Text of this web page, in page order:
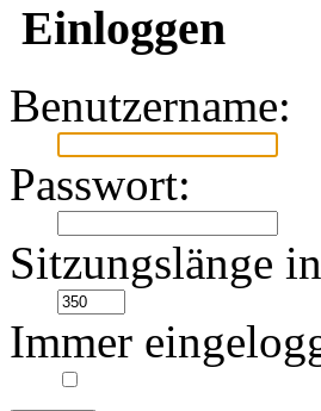
Einloggen
Benutzername:
Passwort:
Sitzungslänge
Immer